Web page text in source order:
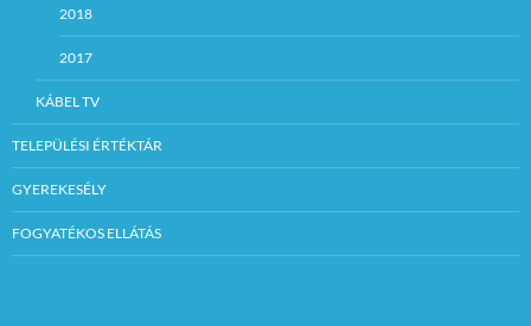
2018
2017
KÁBEL TV
TELEPÜLÉSI ÉRTÉKTÁR
GYEREKESÉLY
FOGYATÉKOS ELLÁTÁS